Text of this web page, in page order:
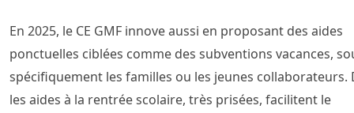
En 2025, le CE GMF innove aussi en proposant des aides
ponctuelles ciblées comme des subventions vacances,
spécifiquement les familles ou les jeunes collaborateurs.
les aides à la rentrée scolaire, très prisées, facilitent le